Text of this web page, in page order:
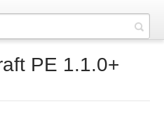
PE 1.1.0+